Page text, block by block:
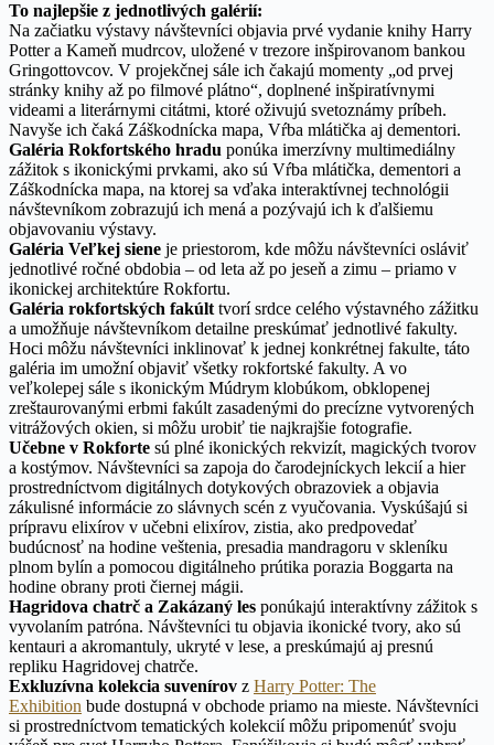
To najlepšie z jednotlivých galérií:
Na začiatku výstavy návštevníci objavia prvé vydanie knihy Harry
Potter a Kameň mudrcov, uložené v trezore inšpirovanom bankou
Gringottovcov. V projekčnej sále ich čakajú momenty „od prvej
stránky knihy až po filmové plátno“, doplnené inšpiratívnymi
videami a literárnymi citátmi, ktoré oživujú svetoznámy príbeh.
Navyše ich čaká Záškodnícka mapa, Vŕba mlátička aj dementori.
Galéria Rokfortského hradu ponúka imerzívny multimediálny
zážitok s ikonickými prvkami, ako sú Vŕba mlátička, dementori a
Záškodnícka mapa, na ktorej sa vďaka interaktívnej technológii
návštevníkom zobrazujú ich mená a pozývajú ich k ďalšiemu
objavovaniu výstavy.
Galéria Veľkej siene je priestorom, kde môžu návštevníci osláviť
jednotlivé ročné obdobia – od leta až po jeseň a zimu – priamo v
ikonickej architektúre Rokfortu.
Galéria rokfortských fakúlt tvorí srdce celého výstavného zážitku
a umožňuje návštevníkom detailne preskúmať jednotlivé fakulty.
Hoci môžu návštevníci inklinovať k jednej konkrétnej fakulte, táto
galéria im umožní objaviť všetky rokfortské fakulty. A vo
veľkolepej sále s ikonickým Múdrym klobúkom, obklopenej
zreštaurovanými erbmi fakúlt zasadenými do precízne vytvorených
vitrážových okien, si môžu urobiť tie najkrajšie fotografie.
Učebne v Rokforte sú plné ikonických rekvizít, magických tvorov
a kostýmov. Návštevníci sa zapoja do čarodejníckych lekcií a hier
prostredníctvom digitálnych dotykových obrazoviek a objavia
zákulisné informácie zo slávnych scén z vyučovania. Vyskúšajú si
prípravu elixírov v učebni elixírov, zistia, ako predpovedať
budúcnosť na hodine veštenia, presadia mandragoru v skleníku
plnom bylín a pomocou digitálneho prútika porazia Boggarta na
hodine obrany proti čiernej mágii.
Hagridova chatrč a Zakázaný les ponúkajú interaktívny zážitok s
vyvolaním patróna. Návštevníci tu objavia ikonické tvory, ako sú
kentauri a akromantuly, ukryté v lese, a preskúmajú aj presnú
repliku Hagridovej chatrče.
Exkluzívna kolekcia suvenírov z Harry Potter: The
Exhibition bude dostupná v obchode priamo na mieste. Návštevníci
si prostredníctvom tematických kolekcií môžu pripomenúť svoju